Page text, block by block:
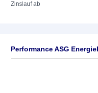
Zinslauf ab
Performance ASG